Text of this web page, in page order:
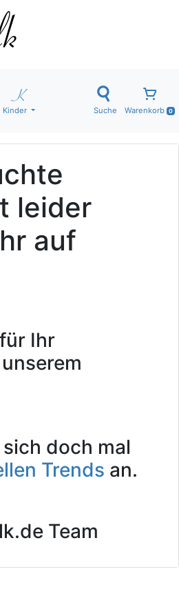
Kinder Suche Warenkorb 0
leider
auf
Ihr
doch mal
Trends an.
Team